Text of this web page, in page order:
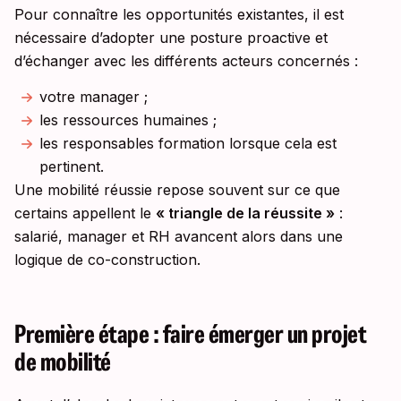
Pour connaître les opportunités existantes, il est
nécessaire d’adopter une posture proactive et
d’échanger avec les différents acteurs concernés :
votre manager ;
les ressources humaines ;
les responsables formation lorsque cela est
pertinent.
Une mobilité réussie repose souvent sur ce que
certains appellent le « triangle de la réussite » :
salarié, manager et RH avancent alors dans une
logique de co-construction.
Première étape : faire émerger un projet
de mobilité